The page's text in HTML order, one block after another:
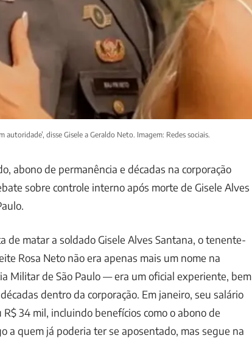
autoridade’, disse Gisele a Geraldo Neto. Imagem: Redes sociais.
abono de permanência e décadas na corporação
sobre controle interno após morte de Gisele Alves
de matar a soldado Gisele Alves Santana, o tenente-
Rosa Neto não era apenas mais um nome na
Militar de São Paulo — era um oficial experiente, bem
dentro da corporação. Em janeiro, seu salário
34 mil, incluindo benefícios como o abono de
a quem já poderia ter se aposentado, mas segue na